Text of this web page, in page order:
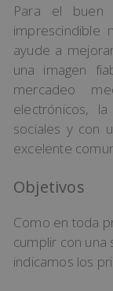
Para el buen
imprescindible
ayude a
una imagen
mercadeo
electrónicos,
sociales y con
excelente
Objetivos
Como en toda
cumplir con una
indicamos los